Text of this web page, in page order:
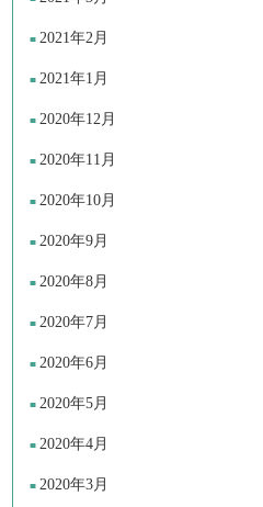
2021年2月
2021年1月
2020年12月
2020年11月
2020年10月
2020年9月
2020年8月
2020年7月
2020年6月
2020年5月
2020年4月
2020年3月